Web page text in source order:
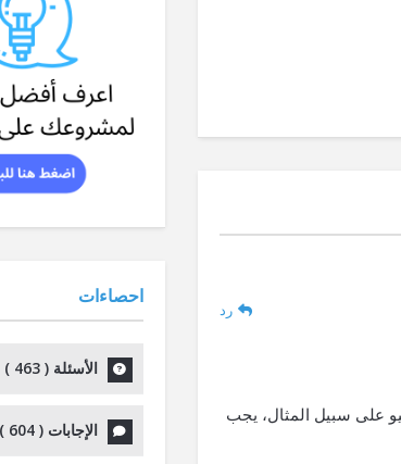
رد
قبل اليوم الأول من شهر التأسيس. بمعن ى انه إذا تم التأسيس يوم 10 يوليو على سبيل المثال، يجب
احصاءات
الأسئلة (463
)
الإجابات (604
)